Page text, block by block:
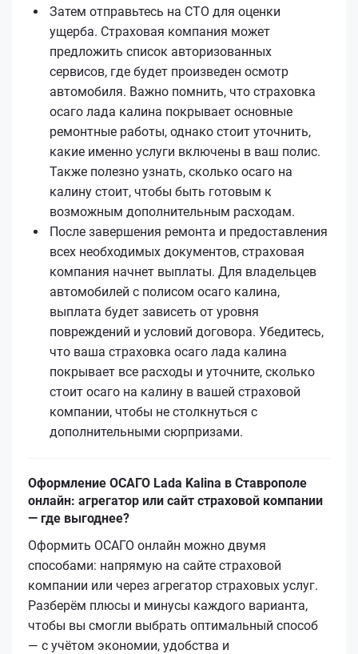
Затем отправьтесь на СТО для оценки
ущерба. Страховая компания может
предложить список авторизованных
сервисов, где будет произведен осмотр
автомобиля. Важно помнить, что страховка
осаго лада калина покрывает основные
ремонтные работы, однако стоит уточнить,
какие именно услуги включены в ваш полис.
Также полезно узнать, сколько осаго на
калину стоит, чтобы быть готовым к
возможным дополнительным расходам.
После завершения ремонта и предоставления
всех необходимых документов, страховая
компания начнет выплаты. Для владельцев
автомобилей с полисом осаго калина,
выплата будет зависеть от уровня
повреждений и условий договора. Убедитесь,
что ваша страховка осаго лада калина
покрывает все расходы и уточните, сколько
стоит осаго на калину в вашей страховой
компании, чтобы не столкнуться с
дополнительными сюрпризами.
Оформление ОСАГО Lada Kalina в Ставрополе
онлайн: агрегатор или сайт страховой компании
— где выгоднее?
Оформить ОСАГО онлайн можно двумя
способами: напрямую на сайте страховой
компании или через агрегатор страховых услуг.
Разберём плюсы и минусы каждого варианта,
чтобы вы смогли выбрать оптимальный способ
— с учётом экономии, удобства и